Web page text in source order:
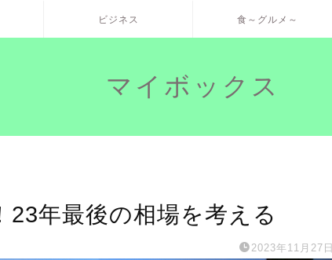
ビジネス 食～グルメ～
マイボックス
年最後の相場を考える
2023年11月27日